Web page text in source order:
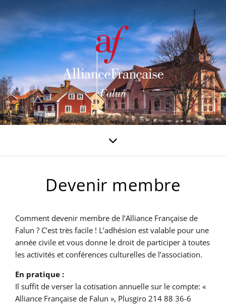
Devenir membre
Comment devenir membre de l’Alliance Française de
Falun ? C’est très facile ! L’adhésion est valable pour une
année civile et vous donne le droit de participer à toutes
les activités et conférences culturelles de l’association.
En pratique :
Il suffit de verser la cotisation annuelle sur le compte: «
Alliance Française de Falun », Plusgiro 214 88 36-6